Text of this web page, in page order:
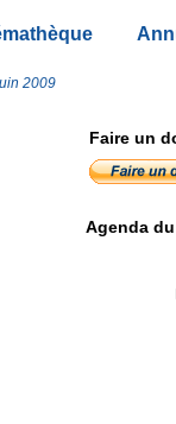
2009
Faire un
Agenda du